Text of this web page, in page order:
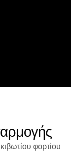
φορτίου